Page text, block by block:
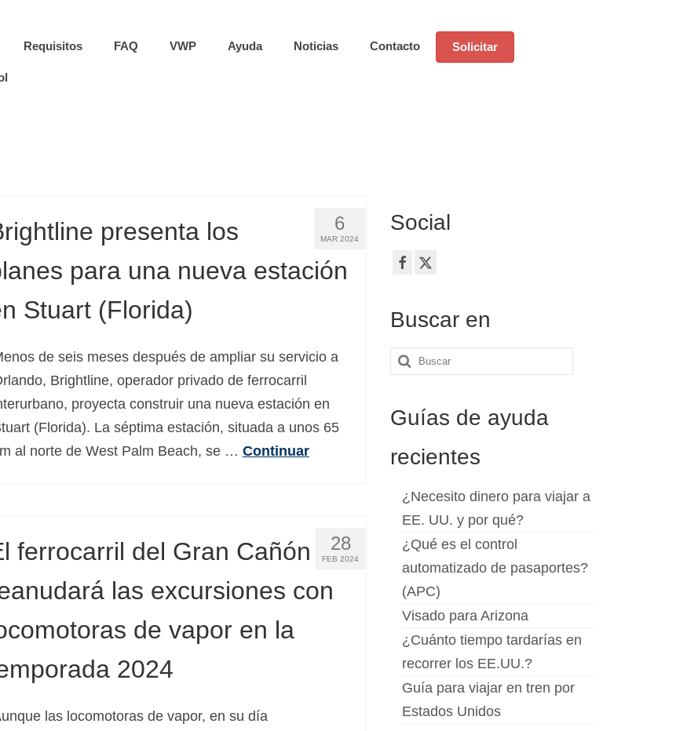
Requisitos FAQ VWP Ayuda Noticias Contacto Solicitar
6
MAR 2024
presenta los
para una nueva estación
Stuart (Florida)
de seis meses después de ampliar su servicio a
Brightline, operador privado de ferrocarril
proyecta construir una nueva estación en
(Florida). La séptima estación, situada a unos 65
al norte de West Palm Beach, se … Continuar
28
FEB 2024
ferrocarril del Gran Cañón
las excursiones con
de vapor en la
2024
las locomotoras de vapor, en su día
Social
Buscar en
Buscar
Guías de ayuda
recientes
¿Necesito dinero para viajar a
EE. UU. y por qué?
¿Qué es el control
automatizado de pasaportes?
(APC)
Visado para Arizona
¿Cuánto tiempo tardarías en
recorrer los EE.UU.?
Guía para viajar en tren por
Estados Unidos